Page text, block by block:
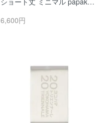
ン 男のエプロン ベスト ミニマ
6,600円